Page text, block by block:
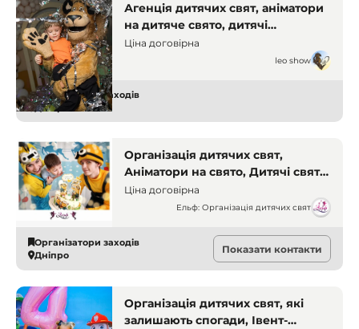
Агенція дитячих свят, аніматори
на дитяче свято, дитячі
аніматори Дніпро, організація
свят для дітей, свято під ключ,
герої, святкова агенція
Ціна договірна
leo show
Організатори заходів
Дніпро
Організація дитячих свят,
Аніматори на свято, Дитячі свята
під ключ, Веселе свято Дніпро,
Дитячі шоу-програми, Тематичні
Ціна договірна
Ельф: Організація дитячих свят
Організатори заходів
Дніпро
Показати контакти
Організація дитячих свят, які
залишають спогади, Івент-